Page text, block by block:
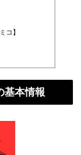
コ】
基本情報